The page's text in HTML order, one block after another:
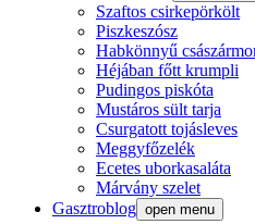
Szaftos csirkepörkölt
Piszkeszósz
Habkönnyű
Héjában főtt krumpli
Pudingos piskóta
Mustáros sült tarja
Csurgatott tojásleves
Meggyfőzelék
Ecetes uborkasaláta
Márvány szelet
Gasztroblog open menu